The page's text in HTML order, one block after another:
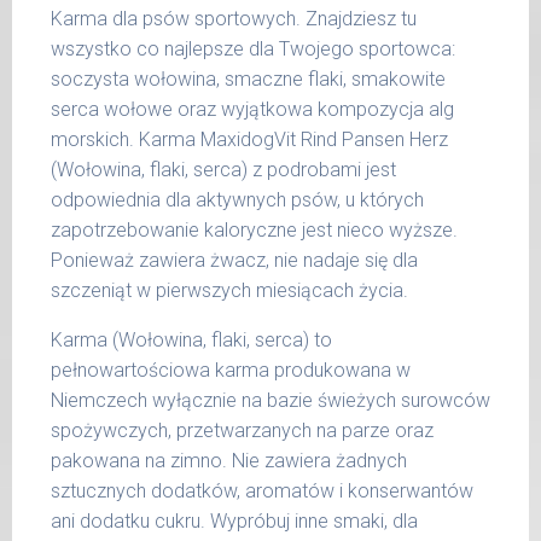
Podane liczby są wartościami orientacyjnymi.
Indywidualne potrzeby zależne są od rasy,
aktywności, warunków hodowli oraz innych
czynników.
Waga netto/Nr art.: 200 g/1004 | 400
g/1020 | 800 g/1028
Karma dla psów sportowych. Znajdziesz tu
wszystko co najlepsze dla Twojego sportowca:
soczysta wołowina, smaczne flaki, smakowite
serca wołowe oraz wyjątkowa kompozycja alg
morskich. Karma MaxidogVit Rind Pansen Herz
(Wołowina, flaki, serca) z podrobami jest
odpowiednia dla aktywnych psów, u których
zapotrzebowanie kaloryczne jest nieco wyższe.
Ponieważ zawiera żwacz, nie nadaje się dla
szczeniąt w pierwszych miesiącach życia.
Karma (Wołowina, flaki, serca) to
pełnowartościowa karma produkowana w
Niemczech wyłącznie na bazie świeżych surowców
spożywczych, przetwarzanych na parze oraz
pakowana na zimno. Nie zawiera żadnych
sztucznych dodatków, aromatów i konserwantów
ani dodatku cukru. Wypróbuj inne smaki, dla